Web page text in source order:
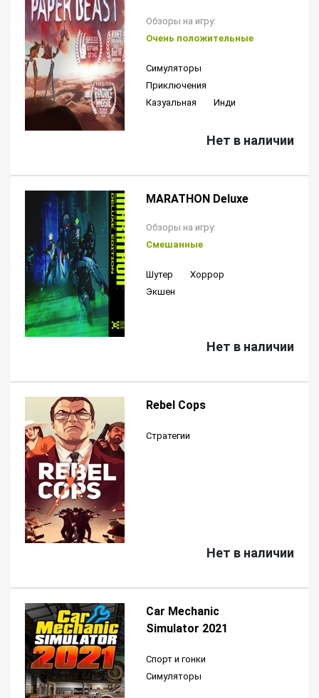
Обзоры на игру:
Очень положительные
Симуляторы
Приключения
Казуальная
Инди
Нет в наличии
MARATHON Deluxe
Обзоры на игру:
Смешанные
Шутер
Хоррор
Экшен
Нет в наличии
Rebel Cops
Стратегии
Нет в наличии
Car Mechanic
Simulator 2021
Спорт и гонки
Симуляторы